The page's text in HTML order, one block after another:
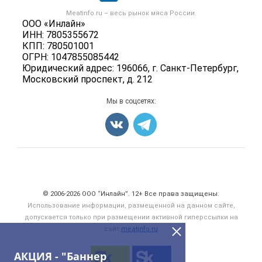
АКЦИЯ - "Баннер
Meatinfo.ru – весь рынок мяса России.
ООО «Инлайн»
ИНН: 7805355672
КПП: 780501001
ОГРН: 1047855085442
Юридический адрес: 196066, г. Санкт-Петербург,
Московский проспект, д. 212
Контактная информация
Политика обработки персональных данных
Мониторинг
Вакансии
Колбасы, сосиски, деликатесы
Мясные полуфабрикаты
Мясные снеки
Яйца
Карта объявлений
Мы в соцсетях:
© 2006‑2026 ООО “Инлайн”. 12+ Все права защищены.
Использование информации, размещенной на данном сайте,
допускается только при размещении активной гиперссылки на
meatinfo.ru